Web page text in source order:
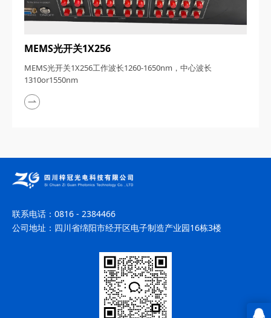
MEMS光开关1X256
MEMS光开关1X256工作波长1260-1650nm，中心波长
1310or1550nm
联系电话： 0816 - 2384466
公司地址： 四川省绵阳市经开区电子制造产业园16栋3楼